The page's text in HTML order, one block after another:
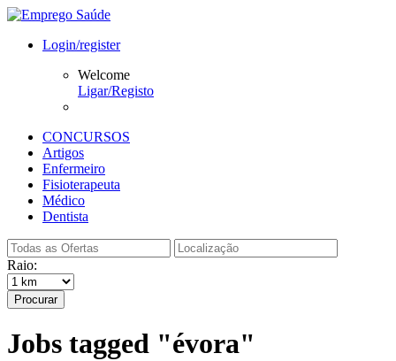
Login/register
Welcome
Ligar/Registo
CONCURSOS
Artigos
Enfermeiro
Fisioterapeuta
Médico
Dentista
Raio:
Procurar
Jobs tagged "évora"